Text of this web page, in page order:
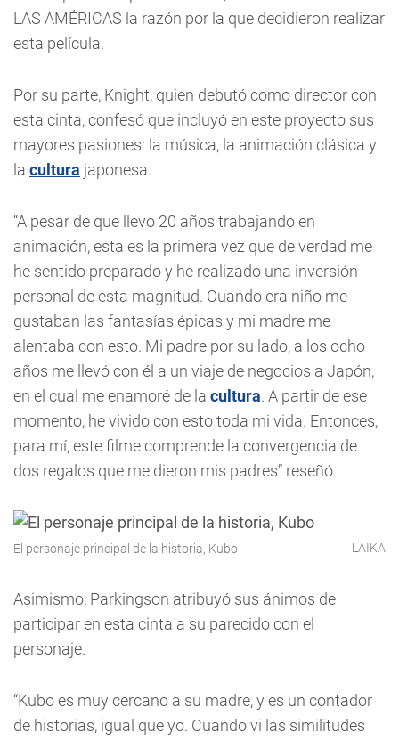
LAS AMÉRICAS la razón por la que decidieron realizar
esta película.
Por su parte, Knight, quien debutó como director con
esta cinta, confesó que incluyó en este proyecto sus
mayores pasiones: la música, la animación clásica y
la cultura japonesa.
“A pesar de que llevo 20 años trabajando en
animación, esta es la primera vez que de verdad me
he sentido preparado y he realizado una inversión
personal de esta magnitud. Cuando era niño me
gustaban las fantasías épicas y mi madre me
alentaba con esto. Mi padre por su lado, a los ocho
años me llevó con él a un viaje de negocios a Japón,
en el cual me enamoré de la cultura. A partir de ese
momento, he vivido con esto toda mi vida. Entonces,
para mí, este filme comprende la convergencia de
dos regalos que me dieron mis padres” reseñó.
El personaje principal de la historia, Kubo LAIKA
Asimismo, Parkingson atribuyó sus ánimos de
participar en esta cinta a su parecido con el
personaje.
“Kubo es muy cercano a su madre, y es un contador
de historias, igual que yo. Cuando vi las similitudes